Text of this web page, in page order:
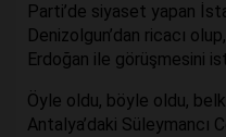
Parti’de siyaset yapan
Denizolgun’dan ricacı
Erdoğan ile görüşmesini
Öyle oldu, böyle oldu,
Antalya’daki Süleymancı